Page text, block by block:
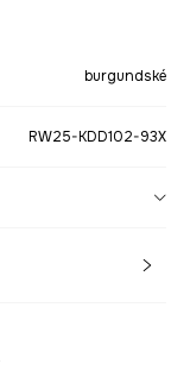
burgundské
RW25-KDD102-93X